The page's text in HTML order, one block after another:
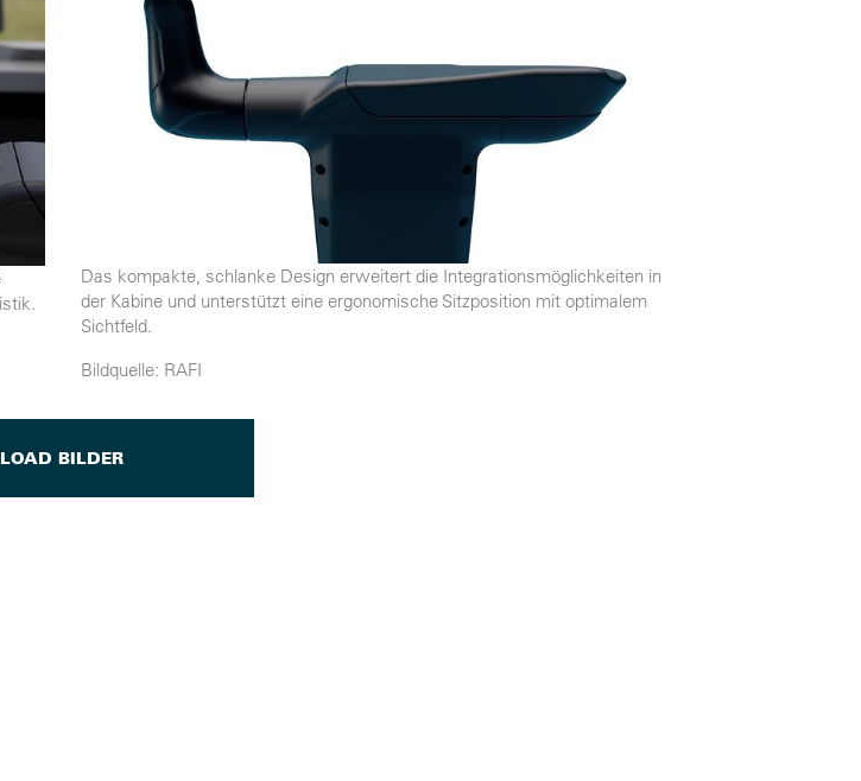
Das kompakte, schlanke Design erweitert die Integrationsmöglichkeiten in
der Kabine und unterstützt eine ergonomische Sitzposition mit optimalem
Sichtfeld.
Bildquelle: RAFI
BILDER